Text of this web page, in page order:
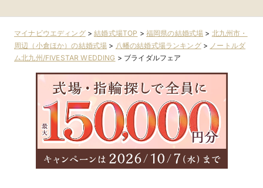
マイナビウエディング>結婚式場TOP > 福岡県の結婚式場 > 北九州市・
周辺（小倉ほか）の結婚式場 > 八幡の結婚式場ランキング> ノートルダ
ム北九州/FIVESTAR WEDDING > ブライダルフェア